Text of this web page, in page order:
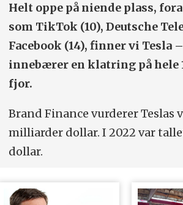
Helt oppe på niende plass,
som TikTok (10), Deutsche
Facebook (14), finner vi Tesla
innebærer en klatring på hele
fjor.
Brand Finance vurderer Teslas
milliarder dollar. I 2022 var
dollar.